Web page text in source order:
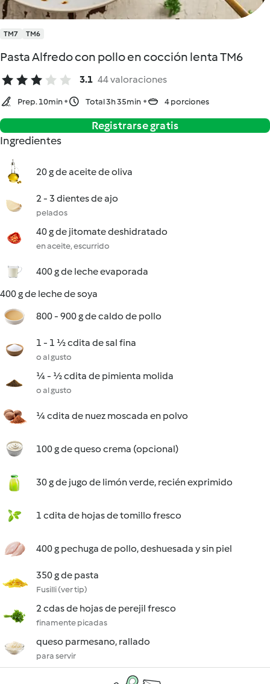
TM7 TM6
Pasta Alfredo con pollo en cocción lenta TM6
3.1 44 valoraciones
Prep. 10min Total 3h 35min 4 porciones
Registrarse gratis
Ingredientes
20 g de aceite de oliva
2 - 3 dientes de ajo
pelados
40 g de jitomate deshidratado
en aceite, escurrido
400 g de leche evaporada
400 g de leche de soya
800 - 900 g de caldo de pollo
1 - 1 ½ cdita de sal fina
o al gusto
¼ - ½ cdita de pimienta molida
o al gusto
¼ cdita de nuez moscada en polvo
100 g de queso crema (opcional)
30 g de jugo de limón verde, recién exprimido
1 cdita de hojas de tomillo fresco
400 g pechuga de pollo, deshuesada y sin piel
350 g de pasta
Fusilli (ver tip)
2 cdas de hojas de perejil fresco
finamente picadas
queso parmesano, rallado
para servir